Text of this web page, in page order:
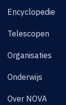
Encyclopedie
Telescopen
Organisaties
Onderwijs
Over NOVA